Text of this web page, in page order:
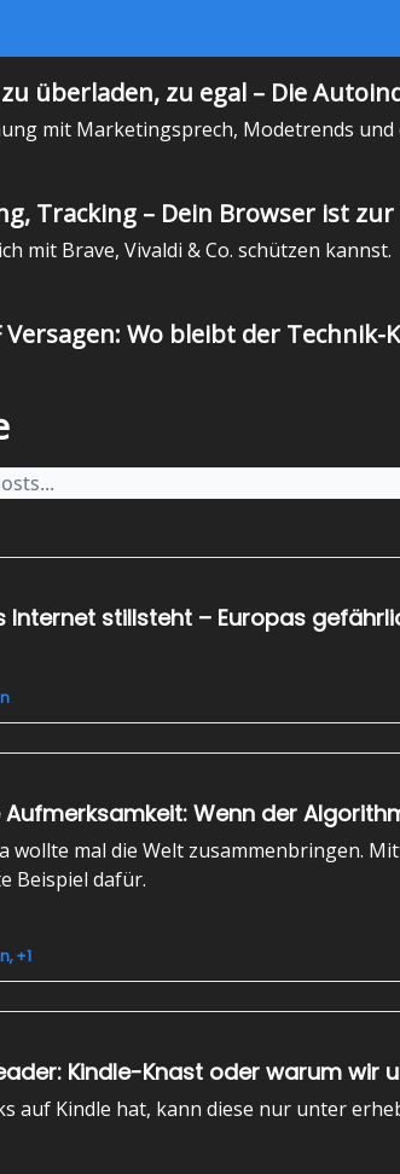
überladen, zu egal – Die
mit Marketingsprech, Modetrends
Tracking – Dein Browser ist
mit Brave, Vivaldi & Co. schützen kannst.
Versagen: Wo bleibt der Technik-
Internet stillsteht – Europas
Aufmerksamkeit: Wenn der
wollte mal die Welt zusammenbringen.
Beispiel dafür.
+1
Kindle-Knast oder warum wir
auf Kindle hat, kann diese nur unter